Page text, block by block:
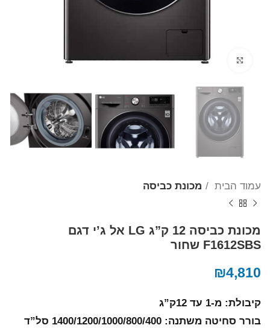
Click to enlarge
עמוד הבית מכונת כביסה
מכונת כביסה 12 ק”ג LG אל ג’י דגם
F1612SBS שחור
₪4,810
קיבולת: מ-1 עד 12ק”ג
בורר סחיטה משתנה: 1400/1200/1000/800/400 סל”ד